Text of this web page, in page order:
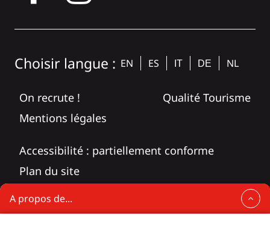
A propos de...
Brive fête Noël
Choisir langue : EN ES IT DE NL
On recrute !
Qualité Tourisme
Mentions légales
Accessibilité : partiellement conforme
Plan du site